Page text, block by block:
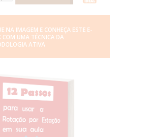
NA IMAGEM E CONHEÇA ESTE E-
COM UMA TÉCNICA DA
ATIVA